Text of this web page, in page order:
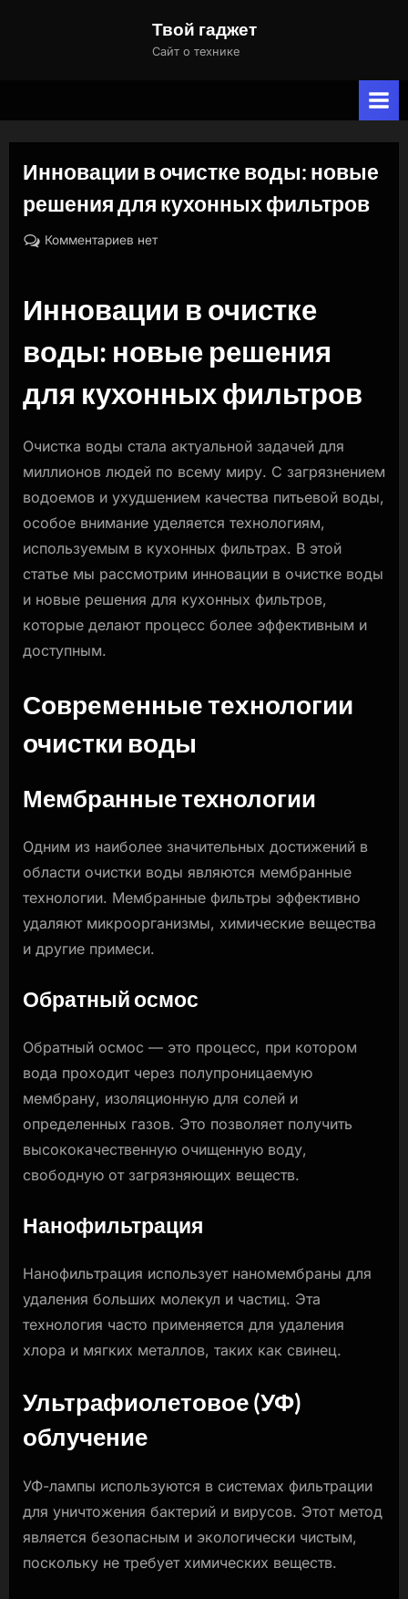
Твой гаджет
Сайт о технике
Инновации в очистке воды: новые
решения для кухонных фильтров
Posted
23.09.2024
By
naslili
Комментариев к
в
очистке
воды:
новые
решения
для
фильтров
нет
Инновации в очистке
воды: новые решения
для кухонных фильтров
Очистка воды стала актуальной задачей для
миллионов людей по всему миру. С загрязнением
водоемов и ухудшением качества питьевой воды,
особое внимание уделяется технологиям,
используемым в кухонных фильтрах. В этой
статье мы рассмотрим инновации в очистке воды
и новые решения для кухонных фильтров,
которые делают процесс более эффективным и
доступным.
Современные технологии
очистки воды
Мембранные технологии
Одним из наиболее значительных достижений в
области очистки воды являются мембранные
технологии. Мембранные фильтры эффективно
удаляют микроорганизмы, химические вещества
и другие примеси.
Обратный осмос
Обратный осмос — это процесс, при котором
вода проходит через полупроницаемую
мембрану, изоляционную для солей и
определенных газов. Это позволяет получить
высококачественную очищенную воду,
свободную от загрязняющих веществ.
Нанофильтрация
Нанофильтрация использует наномембраны для
удаления больших молекул и частиц. Эта
технология часто применяется для удаления
хлора и мягких металлов, таких как свинец.
Ультрафиолетовое (УФ)
облучение
УФ-лампы используются в системах фильтрации
для уничтожения бактерий и вирусов. Этот метод
является безопасным и экологически чистым,
поскольку не требует химических веществ.